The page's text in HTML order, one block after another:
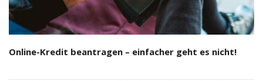
Online-Kredit beantragen – einfacher geht es nicht!